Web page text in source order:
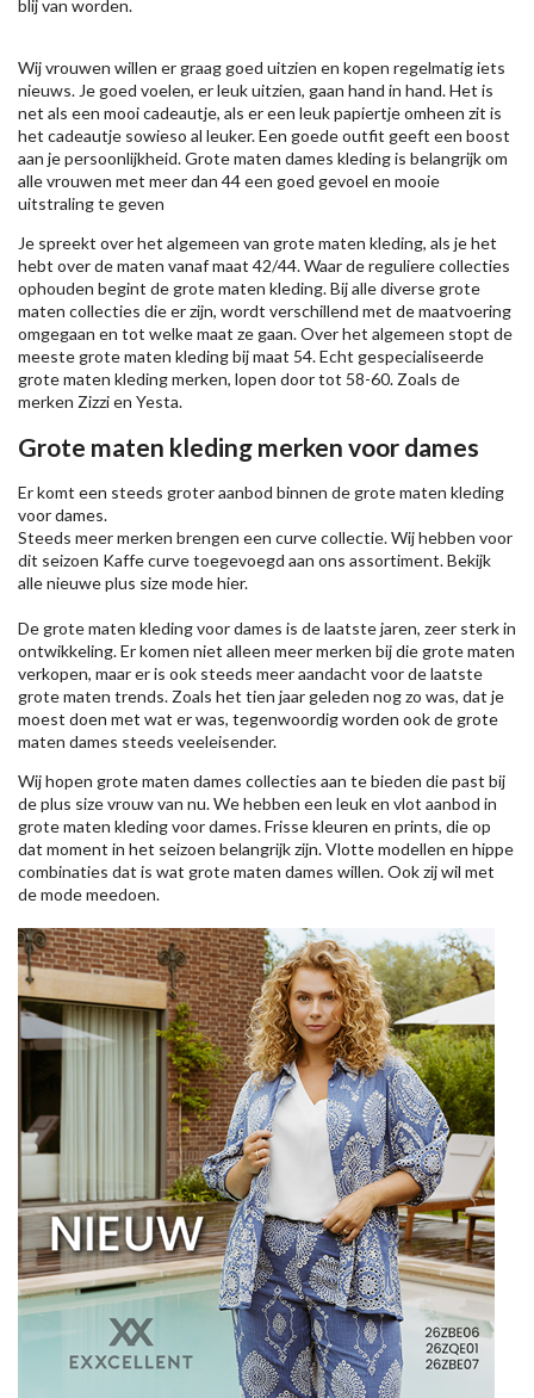
blij van worden.
Wij vrouwen willen er graag goed uitzien en kopen regelmatig iets
nieuws. Je goed voelen, er leuk uitzien, gaan hand in hand. Het is
net als een mooi cadeautje, als er een leuk papiertje omheen zit is
het cadeautje sowieso al leuker. Een goede outfit geeft een boost
aan je persoonlijkheid. Grote maten dames kleding is belangrijk om
alle vrouwen met meer dan 44 een goed gevoel en mooie
uitstraling te geven
Je spreekt over het algemeen van grote maten kleding, als je het
hebt over de maten vanaf maat 42/44. Waar de reguliere collecties
ophouden begint de grote maten kleding. Bij alle diverse grote
maten collecties die er zijn, wordt verschillend met de maatvoering
omgegaan en tot welke maat ze gaan. Over het algemeen stopt de
meeste grote maten kleding bij maat 54. Echt gespecialiseerde
grote maten kleding merken, lopen door tot 58-60. Zoals de
merken Zizzien Yesta.
Grote maten kleding merken voor dames
Er komt een steeds groter aanbod binnen de grote maten kleding
voor dames.
Steeds meer merken brengen een curve collectie. Wij hebben voor
dit seizoen Kaffecurve toegevoegd aan ons assortiment. Bekijk
alle nieuweplus size modehier.
De grote maten kleding voor dames is de laatste jaren, zeer sterk in
ontwikkeling. Er komen niet alleen meer merken bij die grote maten
verkopen, maar er is ook steeds meer aandacht voor de laatste
grote maten trends. Zoals het tien jaar geleden nog zo was, dat je
moest doen met wat er was, tegenwoordig worden ook de grote
maten dames steeds veeleisender.
Wij hopen grote maten dames collecties aan te bieden die past bij
de plus size vrouw van nu. We hebben een leuk en vlot aanbod in
grote maten kleding voor dames. Frisse kleuren en prints, die op
dat moment in het seizoen belangrijk zijn. Vlotte modellen en hippe
combinaties dat is wat grote maten dames willen. Ook zij wil met
de mode meedoen.